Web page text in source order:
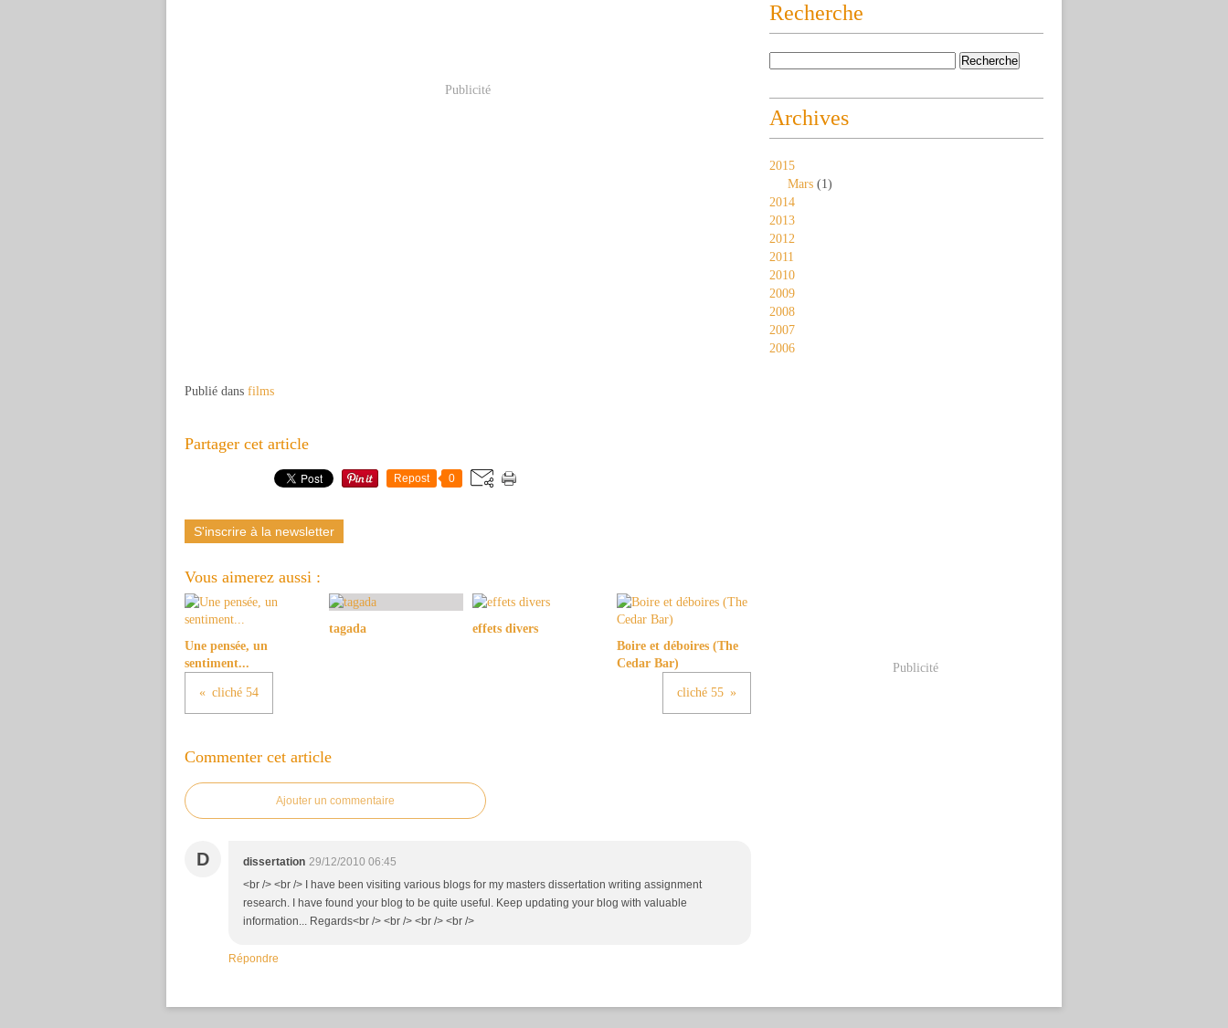
Publicité
Publié dans films
Partager cet article
Repost 0
S'inscrire à la newsletter
Vous aimerez aussi :
Une pensée, un
sentiment...
tagada
effets divers
Boire et déboires (The
Cedar Bar)
cliché 54 cliché 55
Commenter cet article
Ajouter un commentaire
D dissertation 29/12/2010 06:45
<br /> <br /> I have been visiting various blogs for my masters dissertation writing assignment
research. I have found your blog to be quite useful. Keep updating your blog with valuable
information... Regards<br /> <br /> <br /> <br />
Répondre
Recherche
Archives
2015
Mars (1)
2014
2013
2012
2011
2010
2009
2008
2007
2006
Publicité